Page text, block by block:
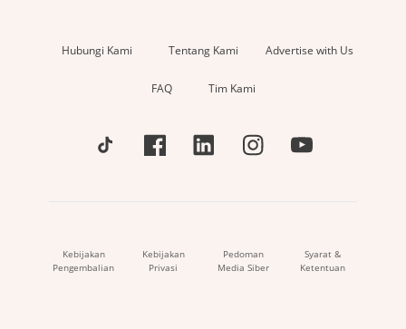
Hubungi Kami Tentang Kami Advertise with Us
FAQ Tim Kami
Kebijakan
Pengembalian
Kebijakan
Privasi
Pedoman
Media Siber
Syarat &
Ketentuan